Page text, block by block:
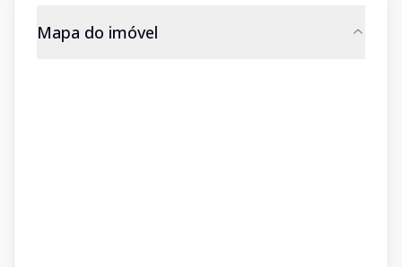
Mapa do imóvel